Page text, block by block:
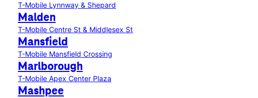
T-Mobile Lynnway & Shepard
Malden
T-Mobile Centre St & Middlesex St
Mansfield
T-Mobile Mansfield Crossing
Marlborough
T-Mobile Apex Center Plaza
Mashpee